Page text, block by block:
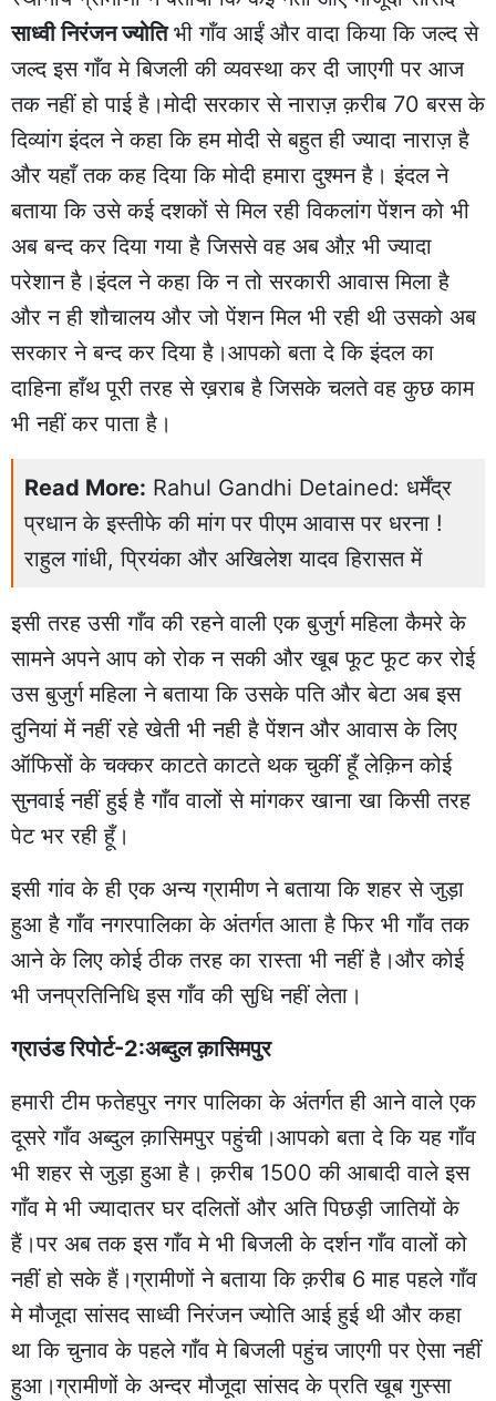
साध्वी निरंजन ज्योतिभी गाँव आईं और वादा किया कि जल्द से
जल्द इस गाँव मे बिजली की व्यवस्था कर दी जाएगी पर आज
तक नहीं हो पाई है।मोदी सरकार से नाराज़ क़रीब 70 बरस के
दिव्यांग इंदल ने कहा कि हम मोदी से बहुत ही ज्यादा नाराज़ है
और यहाँ तक कह दिया कि मोदी हमारा दुश्मन है। इंदल ने
बताया कि उसे कई दशकों से मिल रही विकलांग पेंशन को भी
अब बन्द कर दिया गया है जिससे वह अब औऱ भी ज्यादा
परेशान है।इंदल ने कहा कि न तो सरकारी आवास मिला है
और न ही शौचालय और जो पेंशन मिल भी रही थी उसको अब
सरकार ने बन्द कर दिया है।आपको बता दे कि इंदल का
दाहिना हाँथ पूरी तरह से ख़राब है जिसके चलते वह कुछ काम
भी नहीं कर पाता है।
Read More: Rahul Gandhi Detained: धर्मेंद्र
प्रधान के इस्तीफे की मांग पर पीएम आवास पर धरना !
राहुल गांधी, प्रियंका और अखिलेश यादव हिरासत में
इसी तरह उसी गाँव की रहने वाली एक बुजुर्ग महिला कैमरे के
सामने अपने आप को रोक न सकी और खूब फूट फूट कर रोई
उस बुजुर्ग महिला ने बताया कि उसके पति और बेटा अब इस
दुनियां में नहीं रहे खेती भी नही है पेंशन और आवास के लिए
ऑफिसों के चक्कर काटते काटते थक चुकीं हूँ लेक़िन कोई
सुनवाई नहीं हुई है गाँव वालों से मांगकर खाना खा किसी तरह
पेट भर रही हूँ।
इसी गांव के ही एक अन्य ग्रामीण ने बताया कि शहर से जुड़ा
हुआ है गाँव नगरपालिका के अंतर्गत आता है फिर भी गाँव तक
आने के लिए कोई ठीक तरह का रास्ता भी नहीं है।और कोई
भी जनप्रतिनिधि इस गाँव की सुधि नहीं लेता।
ग्राउंड रिपोर्ट-2:अब्दुल क़ासिमपुर
हमारी टीम फतेहपुर नगर पालिका के अंतर्गत ही आने वाले एक
दूसरे गाँव अब्दुल क़ासिमपुर पहुंची।आपको बता दे कि यह गाँव
भी शहर से जुड़ा हुआ है। क़रीब 1500 की आबादी वाले इस
गाँव मे भी ज्यादातर घर दलितों और अति पिछड़ी जातियों के
हैं।पर अब तक इस गाँव मे भी बिजली के दर्शन गाँव वालों को
नहीं हो सके हैं।ग्रामीणों ने बताया कि क़रीब 6 माह पहले गाँव
मे मौजूदा सांसद साध्वी निरंजन ज्योति आई हुई थी और कहा
था कि चुनाव के पहले गाँव मे बिजली पहुंच जाएगी पर ऐसा नहीं
हुआ।ग्रामीणों के अन्दर मौजूदा सांसद के प्रति खूब गुस्सा